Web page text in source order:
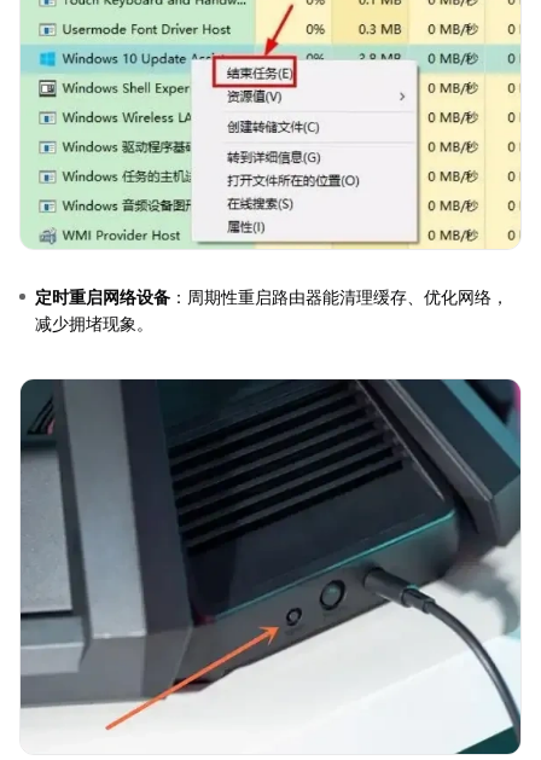
定时重启网络设备 ：周期性重启路由器能清理缓存、优化网络，
减少拥堵现象。